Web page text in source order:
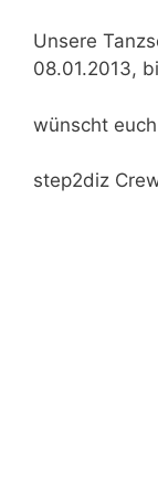
Unsere
08.01.2013,
wünscht
step2diz